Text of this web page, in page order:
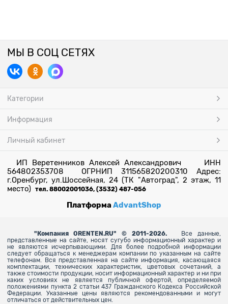
МЫ В СОЦ СЕТЯХ
Категории
Информация
Личный кабинет
ИП Веретенников Алексей Александрович ИНН
564802353708 ОГРНИП 311565820200310 Адрес:
г.Оренбург, ул.Шоссейная, 24 (ТК "Автоград", 2 этаж, 11
место) тел. 88002001036, (3532) 487-056
ПлатформаAdvantShop
" Компания ORENTEN.RU" © 2011-2026.
Все данные,
представленные на сайте, носят сугубо информационный характер и
не являются исчерпывающими. Для более подробной информации
следует обращаться к менеджерам компании по указанным на сайте
телефонам. Вся представленная на сайте информация, касающаяся
комплектации, технических характеристик, цветовых сочетаний, а
также стоимости продукции, носит информационный характер и ни при
каких условиях не является публичной офертой, определяемой
положениями пункта 2 статьи 437 Гражданского Кодекса Российской
Федерации. Указанные цены являются рекомендованными и могут
отличаться от действительных цен.